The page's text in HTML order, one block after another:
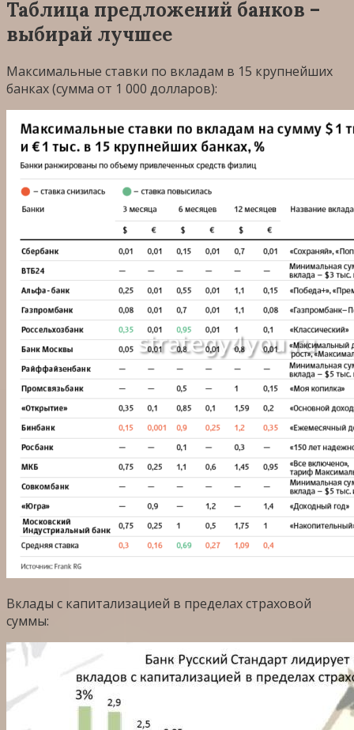
Таблица предложений банков –
выбирай лучшее
Максимальные ставки по вкладам в 15 крупнейших
банках (сумма от 1 000 долларов):
Вклады с капитализацией в пределах страховой
суммы: